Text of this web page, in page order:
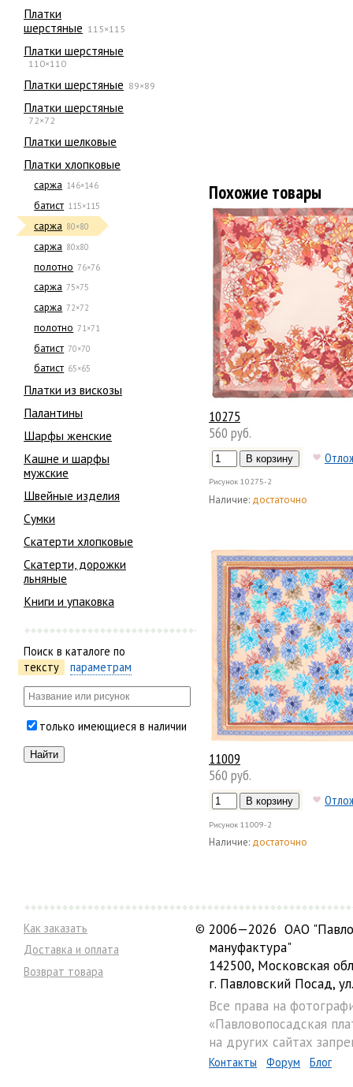
Платки
шерстяные 115×115
Платки шерстяные
110×110
Платки шерстяные 89×89
Платки шерстяные
72×72
Платки шелковые
Платки хлопковые
саржа 146×146
батист 115×115
саржа 80×80
саржа 80х80
полотно 76×76
саржа 75×75
саржа 72×72
полотно 71×71
батист 70×70
батист 65×65
Платки из вискозы
Палантины
Шарфы женские
Кашне и шарфы
мужские
Швейные изделия
Сумки
Скатерти хлопковые
Скатерти, дорожки
льняные
Книги и упаковка
Поиск в каталоге по
тексту
параметрам
только имеющиеся в наличии
Похожие товары
10275
560 руб.
Рисунок 10275-2
Наличие: достаточно
11009
560 руб.
Рисунок 11009-2
Наличие: достаточно
Как заказать
Доставка и оплата
Возврат товара
© 2006—2026 ОАО
мануфактура"
142500, Московская
г. Павловский Посад,
Все права на
«Павловопосадская
на других сайтах
Контакты Форум Блог